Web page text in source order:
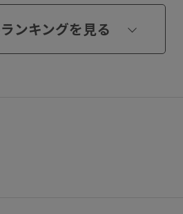
ンキングを見る